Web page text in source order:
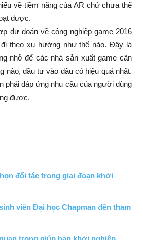
về tiềm năng của AR chứ chưa thể
được.
dự đoán về công nghiệp game 2016
theo xu hướng như thế nào. Đây là
nhỏ để các nhà sản xuất game cân
nào, đầu tư vào đâu có hiệu quả nhất.
phải đáp ứng nhu cầu của người dùng
được.
đối tác trong giai đoạn khởi
viên Đại học Chapman đến tham